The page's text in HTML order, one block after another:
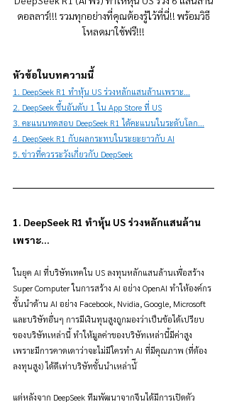
ดอลลาร์!!! รวมทุกอย่างที่คุณต้องรู้ไว้ที่นี่!! พร้อมวิธี
โหลดมาใช้ฟรี!!!
หัวข้อในบทความนี้
1. DeepSeek R1 ทำหุ้น US ร่วงหลักแสนล้านเพราะ...
2. DeepSeek ขึ้นอันดับ 1 ใน App Store ที่ US
3. คะแนนทดสอบ DeepSeek R1 ได้คะแนนในระดับโลก...
4. DeepSeek R1 กับผลกระทบในระยะยาวกับ AI
5. ข่าวที่ควรระวังเกี่ยวกับ DeepSeek
1. DeepSeek R1 ทำหุ้น US ร่วงหลักแสนล้าน
เพราะ...
ในยุค AI ที่บริษัทเทคใน US ลงทุนหลักแสนล้านเพื่อสร้าง
Super Computer ในการสร้าง AI อย่าง OpenAI ทำให้องค์กร
ชั้นนำด้าน AI อย่าง Facebook, Nvidia, Google, Microsoft
และบริษัทอื่นๆ การมีเงินทุนสูงถูกมองว่าเป็นข้อได้เปรียบ
ของบริษัทเหล่านี้ ทำให้มูลค่าของบริษัทเหล่านี้มีค่าสูง
เพราะมีการคาดเดาว่าจะไม่มีใครทำ AI ที่มีคุณภาพ (ที่ต้อง
ลงทุนสูง) ได้ดีเท่าบริษัทชั้นนำเหล่าน้ี
แต่หลังจาก DeepSeek ทีมพัฒนาจากจีนได้มีการเปิดตัว